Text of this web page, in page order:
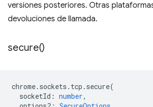
versiones posteriores. Otras
devoluciones de llamada.
secure()
chrome. sockets . tcp . secure(
socketId : number,